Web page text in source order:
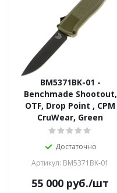
BM5371BK-01 -
Benchmade Shootout,
OTF, Drop Point , CPM
CruWear, Green
Достаточно
Артикул: BM5371BK-01
55 000 руб./шт